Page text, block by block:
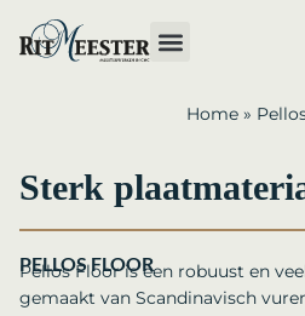
Home»
Sterk
PELLOS FLOOR
Pellos Floor is een robuust en
gemaakt van Scandinavisch